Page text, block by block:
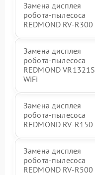
Замена дисплея
робота-пылесоса
REDMOND RV-R300
Замена дисплея
робота-пылесоса
REDMOND VR1321S
WiFi
Замена дисплея
робота-пылесоса
REDMOND RV-R150
Замена дисплея
робота-пылесоса
REDMOND RV-R500